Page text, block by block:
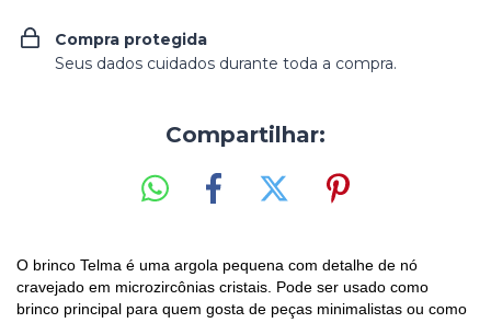
Compra protegida
Seus dados cuidados durante toda a compra.
Compartilhar:
O brinco Telma é uma argola pequena com detalhe de nó
cravejado em microzircônias cristais. Pode ser usado como
brinco principal para quem gosta de peças minimalistas ou como